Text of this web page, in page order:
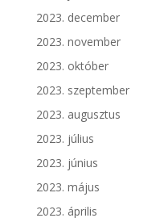
2023. december
2023. november
2023. október
2023. szeptember
2023. augusztus
2023. július
2023. június
2023. május
2023. április